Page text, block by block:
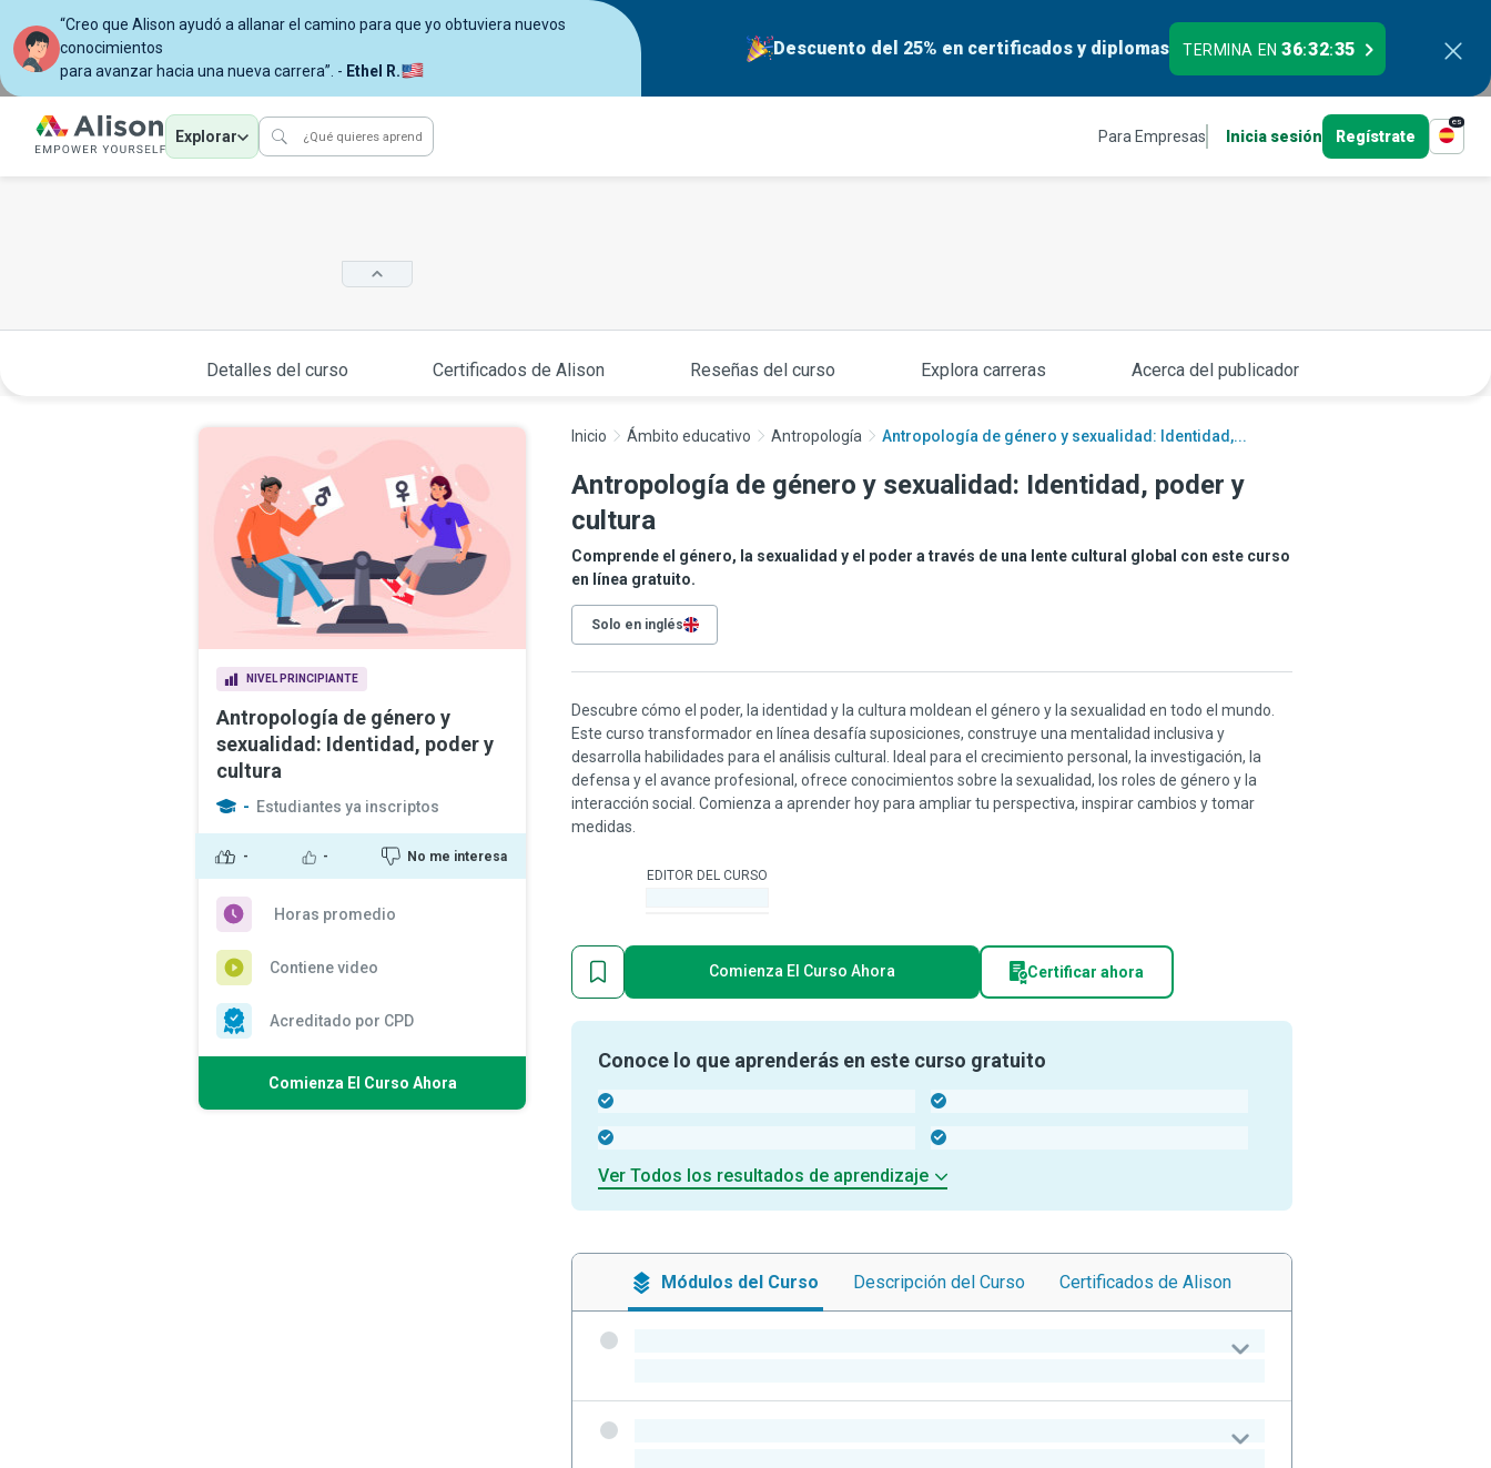
“Creo que Alison ayudó a allanar el camino para que yo obtuviera nuevos
conocimientos
para avanzar hacia una nueva carrera”. - Ethel R.
Descuento del 25% en certificados y diplomas TERMINA EN36:32:34
Explorar Para Empresas Inicia sesión Regístrate
es
Detalles del curso Certificados de Alison Reseñas del curso Explora carreras Acerca del publicador
NIVEL PRINCIPIANTE
Antropología de género y
sexualidad: Identidad, poder y
cultura
- Estudiantes ya inscriptos
- - No me interesa
Horas promedio
Contiene video
Acreditado por CPD
Comienza El Curso Ahora
Inicio Ámbito educativo Antropología Antropología de género y sexualidad: Identidad,...
Antropología de género y sexualidad: Identidad, poder y
cultura
Comprende el género, la sexualidad y el poder a través de una lente cultural global con este curso
en línea gratuito.
Solo en inglés
Descubre cómo el poder, la identidad y la cultura moldean el género y la sexualidad en todo el mundo.
Este curso transformador en línea desafía suposiciones, construye una mentalidad inclusiva y
desarrolla habilidades para el análisis cultural. Ideal para el crecimiento personal, la investigación, la
defensa y el avance profesional, ofrece conocimientos sobre la sexualidad, los roles de género y la
interacción social. Comienza a aprender hoy para ampliar tu perspectiva, inspirar cambios y tomar
medidas.
EDITOR DEL CURSO
Comienza El Curso Ahora Certificar ahora
Conoce lo que aprenderás en este curso gratuito
Ver Todos los resultados de aprendizaje
Módulos del Curso Descripción del Curso Certificados de Alison